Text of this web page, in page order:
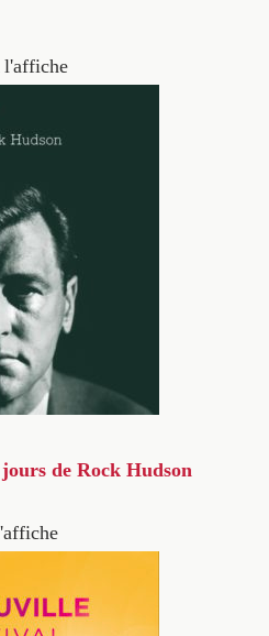
l'affiche
de Rock Hudson